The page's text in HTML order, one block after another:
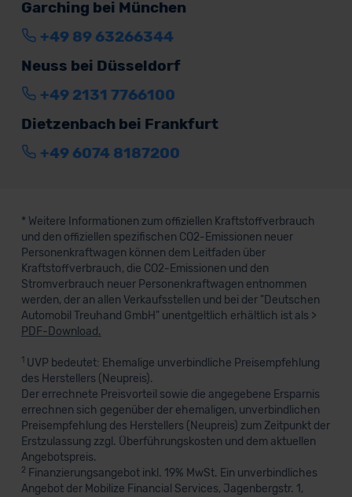
Garching bei München
+49 89 63266344
Neuss bei Düsseldorf
+49 2131 7766100
Dietzenbach bei Frankfurt
+49 6074 8187200
* Weitere Informationen zum offiziellen Kraftstoffverbrauch
und den offiziellen spezifischen CO2-Emissionen neuer
Personenkraftwagen können dem Leitfaden über
Kraftstoffverbrauch, die CO2-Emissionen und den
Stromverbrauch neuer Personenkraftwagen entnommen
werden, der an allen Verkaufsstellen und bei der "Deutschen
Automobil Treuhand GmbH" unentgeltlich erhältlich ist als >
PDF-Download.
1UVP bedeutet: Ehemalige unverbindliche Preisempfehlung
des Herstellers (Neupreis).
Der errechnete Preisvorteil sowie die angegebene Ersparnis
errechnen sich gegenüber der ehemaligen, unverbindlichen
Preisempfehlung des Herstellers (Neupreis) zum Zeitpunkt der
Erstzulassung zzgl. Überführungskosten und dem aktuellen
Angebotspreis.
2 Finanzierungsangebot inkl. 19% MwSt. Ein unverbindliches
Angebot der Mobilize Financial Services, Jagenbergstr. 1,